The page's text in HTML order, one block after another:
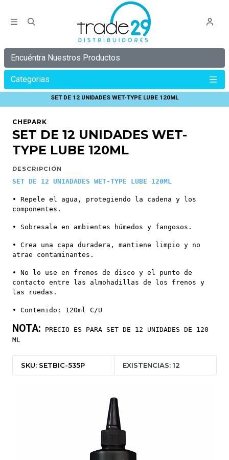
Encuéntra Nuestros Productos
Categorias
SET DE 12 UNIDADES WET-TYPE LUBE 120ML
CHEPARK
SET DE 12 UNIDADES WET-
TYPE LUBE 120ML
DESCRIPCIÓN
SET DE 12 UNIADADES WET-TYPE LUBE 120ML
• Repele el agua, protegiendo la cadena y los
componentes.
• Sobresale en ambientes húmedos y fangosos.
• Crea una capa duradera, mantiene limpio y no
atrae contaminantes.
• No lo use en frenos de disco y el punto de
contacto entre las almohadillas de los frenos y
las ruedas.
• Contenido: 120ml C/U
NOTA: PRECIO ES PARA SET DE 12 UNIDADES DE 120
ML
SKU: SETBIC-535P EXISTENCIAS: 12